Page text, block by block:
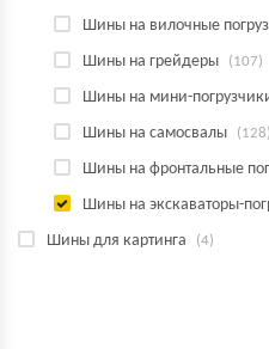
Шины на вилочные
Шины на грейдеры (107)
Шины на мини-
Шины на самосвалы (128)
Шины на фронтальные
Шины на экскаваторы-
Шины для картинга (4)